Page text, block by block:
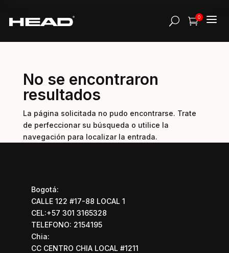
U 0 a
No se encontraron
resultados
La página solicitada no pudo encontrarse. Trate
de perfeccionar su búsqueda o utilice la
navegación para localizar la entrada.
Bogotá:
CALLE 122 #17-88 LOCAL 1
CEL:+57 301 3165328
TELEFONO: 2154195
Chia:
CC CENTRO CHIA LOCAL #1211